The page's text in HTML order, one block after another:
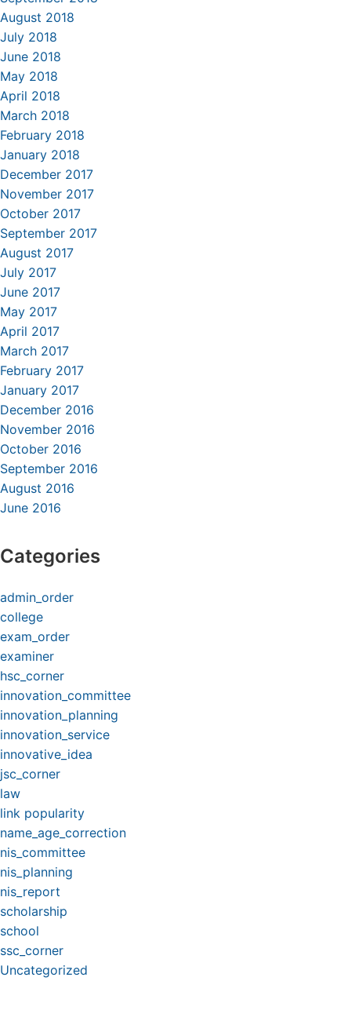
August 2018
July 2018
June 2018
May 2018
April 2018
March 2018
February 2018
January 2018
December 2017
November 2017
October 2017
September 2017
August 2017
July 2017
June 2017
May 2017
April 2017
March 2017
February 2017
January 2017
December 2016
November 2016
October 2016
September 2016
August 2016
June 2016
Categories
admin_order
college
exam_order
examiner
hsc_corner
innovation_committee
innovation_planning
innovation_service
innovative_idea
jsc_corner
law
link popularity
name_age_correction
nis_committee
nis_planning
nis_report
scholarship
school
ssc_corner
Uncategorized